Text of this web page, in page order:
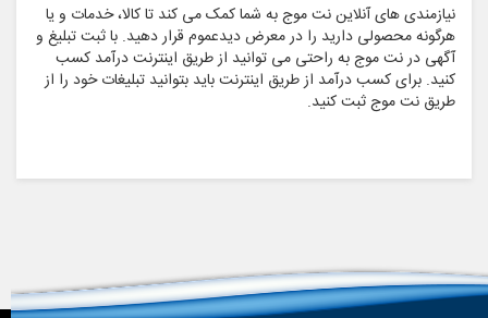
نیازمندی های آنلاین نت موج به شما کمک می کند تا کالا، خدمات و یا
هرگونه محصولی دارید را در معرض دیدعموم قرار دهید. با ثبت تبلیغ و
آگهی در نت موج به راحتی می توانید از طریق اینترنت درآمد کسب
کنید. برای کسب درآمد از طریق اینترنت باید بتوانید تبلیغات خود را از
طریق نت موج ثبت کنید.